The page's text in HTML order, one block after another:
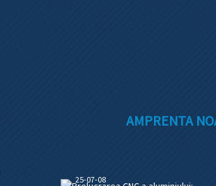
AMPRENTA
25-07-08